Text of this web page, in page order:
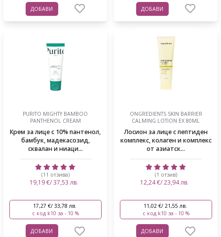
ДОБАВИ ДОБАВИ
PURITO MIGHTY BAMBOO
PANTHENOL CREAM
Крем за лице с 10% пантенол,
бамбук, мадекасозид,
сквалан и ниаци...
(11 отзива)
19,19 €/ 37,53 лв.
17,27 €/ 33,78 лв.
с код k10 за - 10 %
ДОБАВИ
ONGREDIENTS SKIN BARRIER
CALMING LOTION EX 80ML
Лосион за лице с пептиден
комплекс, колаген и комплекс
от азиатск...
(1 отзив)
12,24 €/ 23,94 лв.
11,02 €/ 21,55 лв.
с код k10 за - 10 %
ДОБАВИ